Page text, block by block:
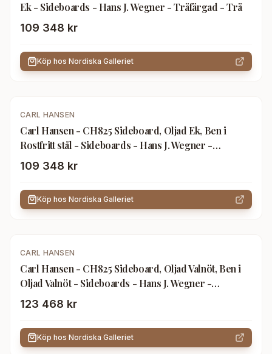
Ek - Sideboards - Hans J. Wegner - Träfärgad - Trä
109 348 kr
Köp hos Nordiska Galleriet
CARL HANSEN
Carl Hansen - CH825 Sideboard, Oljad Ek, Ben i
Rostfritt stål - Sideboards - Hans J. Wegner -
Träfärgad - Metall/Trä
109 348 kr
Köp hos Nordiska Galleriet
CARL HANSEN
Carl Hansen - CH825 Sideboard, Oljad Valnöt, Ben i
Oljad Valnöt - Sideboards - Hans J. Wegner -
Träfärgad - Trä
123 468 kr
Köp hos Nordiska Galleriet